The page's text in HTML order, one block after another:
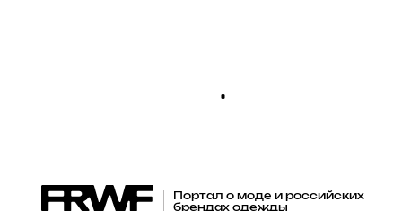
Портал о моде и российских
брендах одежды